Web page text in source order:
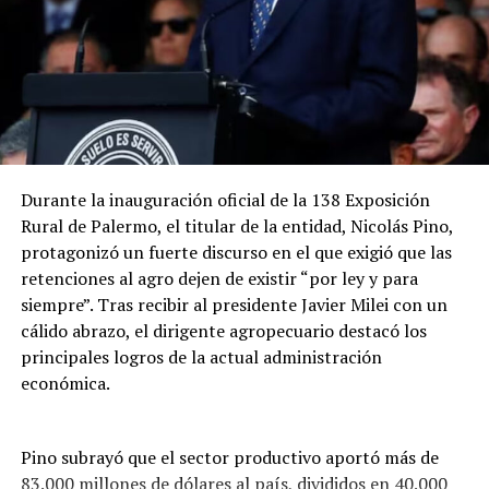
Enrique señaló que “la gente que vive en la ciudad
también trabaja en el sector rural de distintas formas y
los recursos económicos que genera el campo se vuelcan
en la ciudad. Además, dentro del sector rural hay
pueblos, escuelas y muchas actividades que dependen de
esos caminos”.DIB
Durante la inauguración oficial de la 138 Exposición
Rural de Palermo, el titular de la entidad, Nicolás Pino,
protagonizó un fuerte discurso en el que exigió que las
retenciones al agro dejen de existir “por ley y para
siempre”. Tras recibir al presidente Javier Milei con un
cálido abrazo, el dirigente agropecuario destacó los
principales logros de la actual administración
económica.
Pino subrayó que el sector productivo aportó más de
83.000 millones de dólares al país, divididos en 40.000